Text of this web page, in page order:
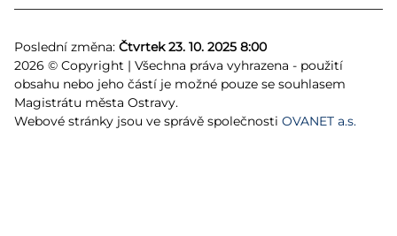
Poslední změna: Čtvrtek 23. 10. 2025 8:00
2026 © Copyright | Všechna práva vyhrazena - použití
obsahu nebo jeho částí je možné pouze se souhlasem
Magistrátu města Ostravy.
Webové stránky jsou ve správě společnosti OVANET a.s.